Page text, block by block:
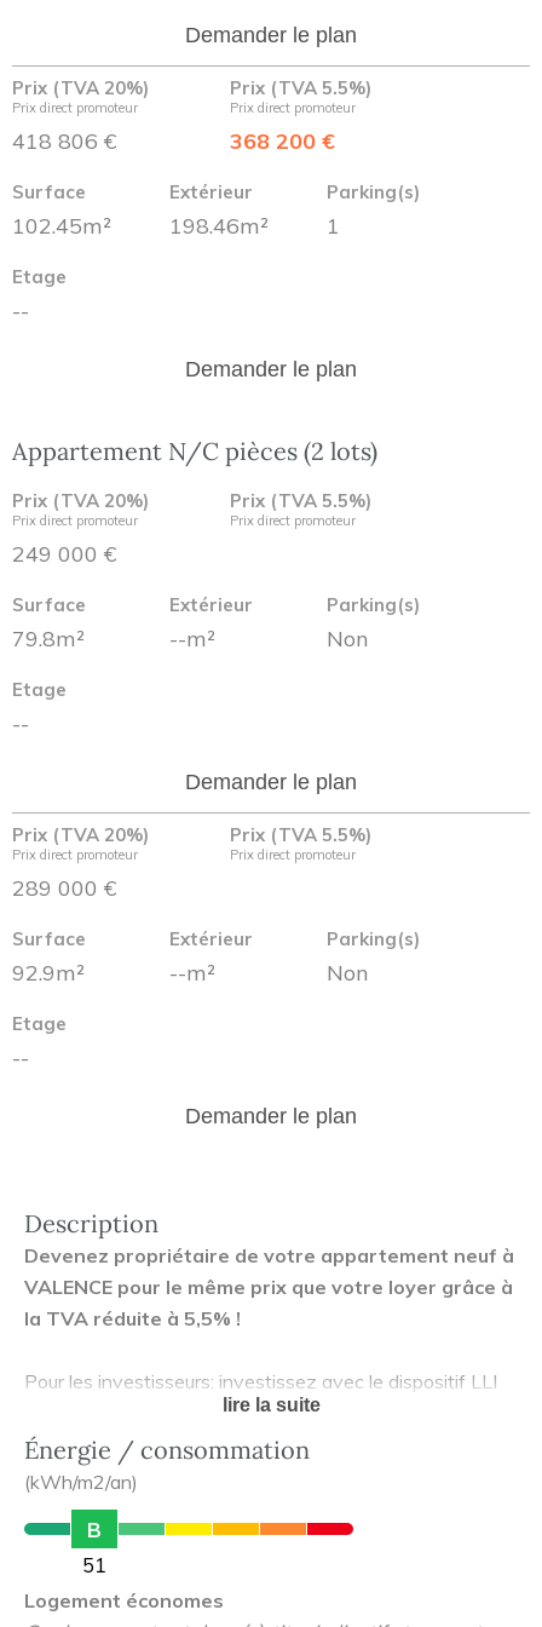
Demander le plan
Prix (TVA 20%)
Prix direct promoteur
418 806 €
Prix (TVA 5.5%)
Prix direct promoteur
368 200 €
Surface
102.45m²
Extérieur
198.46m²
Parking(s)
1
Etage
--
Demander le plan
Appartement N/C pièces (2 lots)
Prix (TVA 20%)
Prix direct promoteur
249 000 €
Prix (TVA 5.5%)
Prix direct promoteur
Surface
79.8m²
Extérieur
--m²
Parking(s)
Non
Etage
--
Demander le plan
Prix (TVA 20%)
Prix direct promoteur
289 000 €
Prix (TVA 5.5%)
Prix direct promoteur
Surface
92.9m²
Extérieur
--m²
Parking(s)
Non
Etage
--
Demander le plan
Description
Devenez propriétaire de votre appartement neuf à
VALENCE pour le même prix que votre loyer grâce à
la TVA réduite à 5,5% !
Pour les investisseurs: investissez avec le dispositif LLI
et profitez de ses nombreux avantages !
Nichée au cœur de la vallée du Rhône, Valence est une
ville à taille humaine qui offre une atmosphère conviviale,
alliant dynamisme urbain et douceur de vivre provençale,
tout en bénéficiant de la proximité avec les grandes
métropoles.
lire la suite
Énergie / consommation
(kWh/m2/an)
B
51
Logement économes